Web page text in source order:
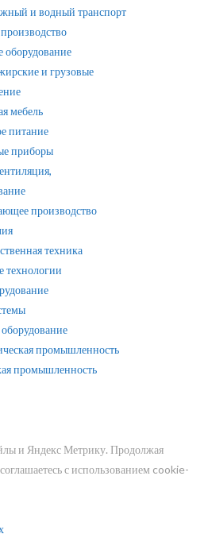
и водный транспорт
оборудование
и грузовые
мебель
питание
приборы
производство
техника
технологии
промышленность
промышленность
и Яндекс Метрику. Продолжая
с использованием cookie-